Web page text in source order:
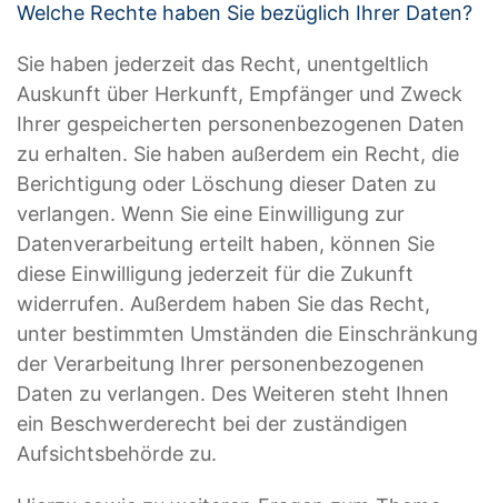
Welche Rechte haben Sie bezüglich Ihrer Daten?
Sie haben jederzeit das Recht, unentgeltlich
Auskunft über Herkunft, Empfänger und Zweck
Ihrer gespeicherten personenbezogenen Daten
zu erhalten. Sie haben außerdem ein Recht, die
Berichtigung oder Löschung dieser Daten zu
verlangen. Wenn Sie eine Einwilligung zur
Datenverarbeitung erteilt haben, können Sie
diese Einwilligung jederzeit für die Zukunft
widerrufen. Außerdem haben Sie das Recht,
unter bestimmten Umständen die Einschränkung
der Verarbeitung Ihrer personenbezogenen
Daten zu verlangen. Des Weiteren steht Ihnen
ein Beschwerderecht bei der zuständigen
Aufsichtsbehörde zu.